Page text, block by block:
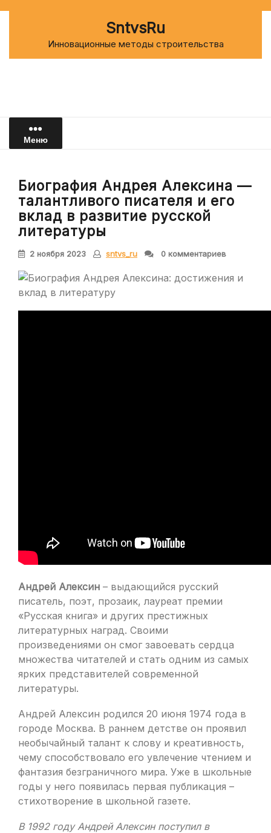
SntvsRu
Инновационные методы строительства
Меню
Биография Андрея Алексина —
талантливого писателя и его
вклад в развитие русской
литературы
2 ноября 2023 sntvs_ru 0 комментариев
Андрей Алексин – выдающийся русский
писатель, поэт, прозаик, лауреат премии
«Русская книга» и других престижных
литературных наград. Своими
произведениями он смог завоевать сердца
множества читателей и стать одним из самых
ярких представителей современной
литературы.
Андрей Алексин родился 20 июня 1974 года в
городе Москва. В раннем детстве он проявил
необычайный талант к слову и креативность,
чему способствовало его увлечение чтением и
фантазия безграничного мира. Уже в школьные
годы у него появилась первая публикация –
стихотворение в школьной газете.
В 1992 году Андрей Алексин поступил в